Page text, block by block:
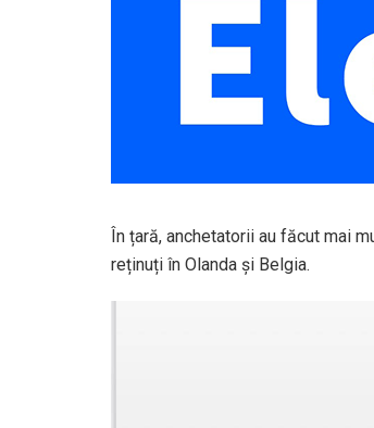
În țară, anchetatorii au făcut mai
reținuți în Olanda și Belgia.